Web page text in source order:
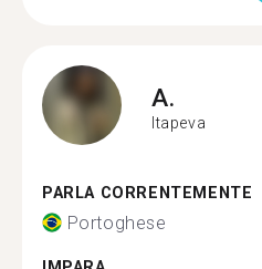
A.
Itapeva
PARLA CORRENTEMENTE
Portoghese